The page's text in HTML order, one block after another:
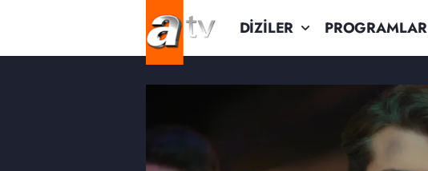
DİZİLER PROGRAMLAR